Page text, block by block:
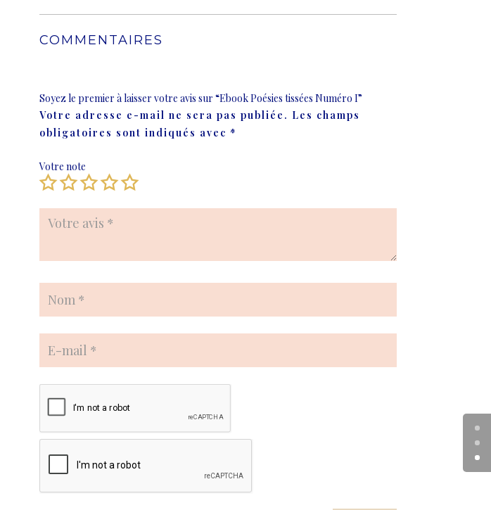
COMMENTAIRES
Soyez le premier à laisser votre avis sur “Ebook Poésies tissées Numéro I”
Votre adresse e-mail ne sera pas publiée. Les champs
obligatoires sont indiqués avec *
Votre note